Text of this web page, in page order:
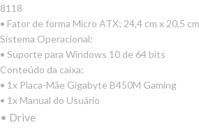
8118
• Fator de forma Micro ATX; 24,4 cm x 20,5 cm
Sistema Operacional:
• Suporte para Windows 10 de 64 bits
Conteúdo da caixa:
• 1x Placa-Mãe Gigabyte B450M Gaming
• 1x Manual do Usuário
• Drive